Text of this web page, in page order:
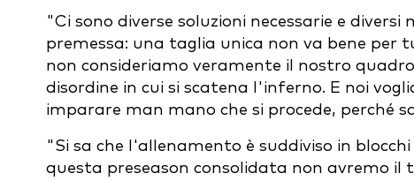
"Ci sono diverse soluzioni necessarie e
premessa: una taglia unica non va bene per
non consideriamo veramente il nostro
disordine in cui si scatena l'inferno. E noi
imparare man mano che si procede, perché
"Si sa che l'allenamento è suddiviso in
questa preseason consolidata non avremo il